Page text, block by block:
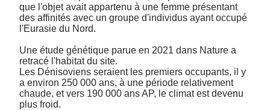
que l'objet avait appartenu à une femme présentant
des affinités avec un groupe d'individus ayant occupé
l'Eurasie du Nord.
Une étude génétique parue en 2021 dans Nature a
retracé l'habitat du site.
Les Dénisoviens seraient les premiers occupants, il y
a environ 250 000 ans, à une période relativement
chaude, et vers 190 000 ans AP, le climat est devenu
plus froid.